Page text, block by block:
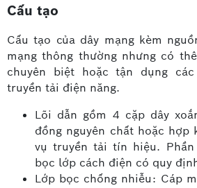
Cấu tạo
Cấu tạo của dây mạng kèm
mạng thông thường nhưng có
chuyên biệt hoặc tận dụng
truyền tải điện năng.
Lõi dẫn gồm 4 cặp dây
đồng nguyên chất hoặc hợp
vụ truyền tải tín hiệu.
bọc lớp cách điện có quy
Lớp bọc chống nhiễu: Cáp